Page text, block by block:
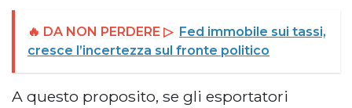
🔥 DA NON PERDERE ▷ Fed immobile sui tassi,
cresce l’incertezza sul fronte politico
A questo proposito, se gli esportatori